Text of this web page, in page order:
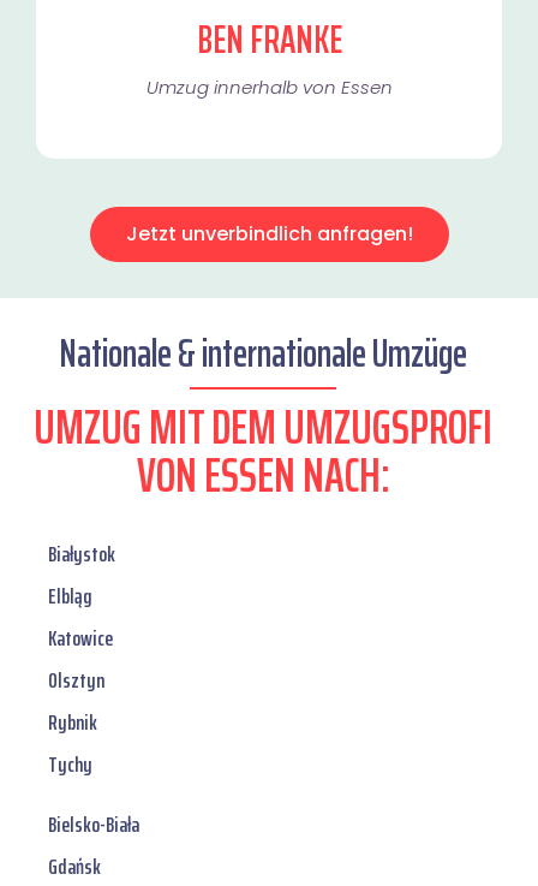
BEN FRANKE
Umzug innerhalb von Essen​
Jetzt unverbindlich anfragen!
Nationale & internationale Umzüge
UMZUG MIT DEM UMZUGSPROFI
VON ESSEN NACH:
Białystok
Elbląg
Katowice
Olsztyn
Rybnik
Tychy
Bielsko-Biała
Gdańsk